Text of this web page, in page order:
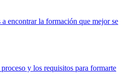
encontrar la formación que mejor se
y los requisitos para formarte